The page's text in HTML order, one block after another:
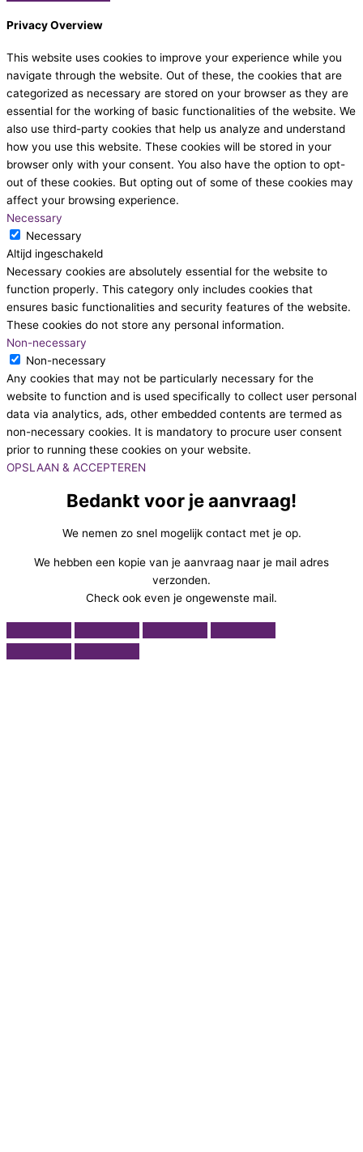
Privacy Overview
This website uses cookies to improve your experience while you
navigate through the website. Out of these, the cookies that are
categorized as necessary are stored on your browser as they are
essential for the working of basic functionalities of the website. We
also use third-party cookies that help us analyze and understand
how you use this website. These cookies will be stored in your
browser only with your consent. You also have the option to opt-
out of these cookies. But opting out of some of these cookies may
affect your browsing experience.
Necessary
Necessary
Altijd ingeschakeld
Necessary cookies are absolutely essential for the website to
function properly. This category only includes cookies that
ensures basic functionalities and security features of the website.
These cookies do not store any personal information.
Non-necessary
Non-necessary
Any cookies that may not be particularly necessary for the
website to function and is used specifically to collect user personal
data via analytics, ads, other embedded contents are termed as
non-necessary cookies. It is mandatory to procure user consent
prior to running these cookies on your website.
OPSLAAN & ACCEPTEREN
Bedankt voor je aanvraag!
We nemen zo snel mogelijk contact met je op.
We hebben een kopie van je aanvraag naar je mail adres
verzonden.
Check ook even je ongewenste mail.